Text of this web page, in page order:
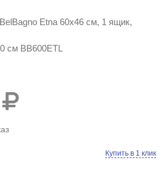
Etna 60x46 см, 1 ящик,
см BB600ETL
Купить в 1 клик